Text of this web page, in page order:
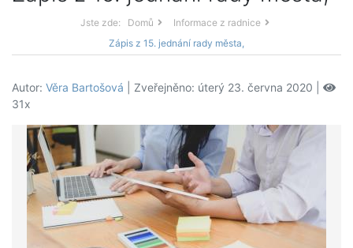
Jste zde: Domů
Informace z radnice
Zápis z 15. jednání rady města,
Autor: Věra Bartošová | Zveřejněno: úterý 23. června 2020 |
31x